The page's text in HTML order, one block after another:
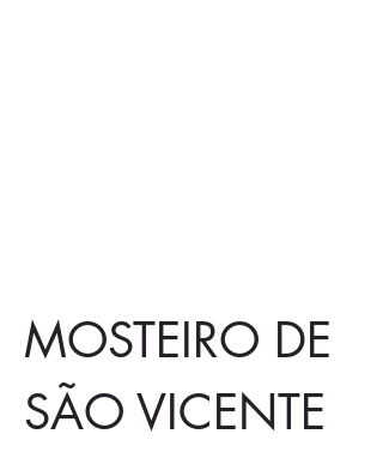
MOSTEIRO DE
SÃO VICENTE